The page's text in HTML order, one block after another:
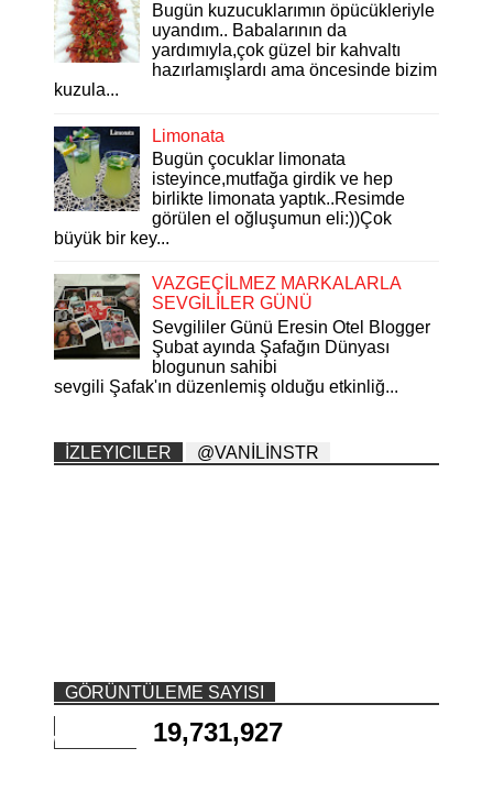
Bugün kuzucuklarımın öpücükleriyle
uyandım.. Babalarının da
yardımıyla,çok güzel bir kahvaltı
hazırlamışlardı ama öncesinde bizim
kuzula...
Limonata
Bugün çocuklar limonata
isteyince,mutfağa girdik ve hep
birlikte limonata yaptık..Resimde
görülen el oğluşumun eli:))Çok
büyük bir key...
VAZGEÇİLMEZ MARKALARLA
SEVGİLİLER GÜNÜ
Sevgililer Günü Eresin Otel Blogger
Şubat ayında Şafağın Dünyası
blogunun sahibi
sevgili Şafak'ın düzenlemiş olduğu etkinliğ...
İZLEYICILER @VANİLİNSTR
GÖRÜNTÜLEME SAYISI
19,731,927